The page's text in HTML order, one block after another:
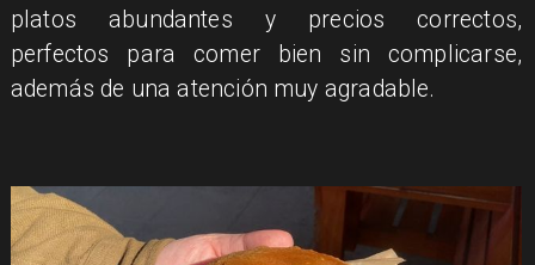
platos abundantes y precios correctos,
perfectos para comer bien sin complicarse,
además de una atención muy agradable.